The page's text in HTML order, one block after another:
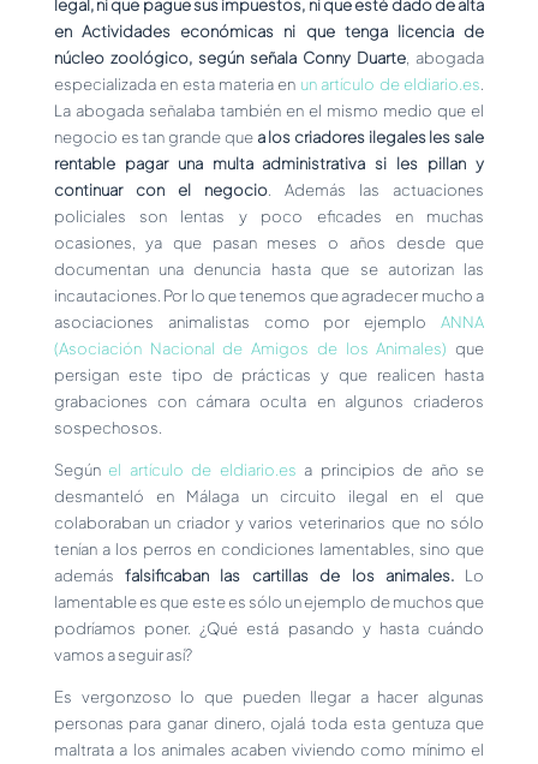
legal, ni que pague sus impuestos, ni que esté dado de alta
en Actividades económicas ni que tenga licencia de
núcleo zoológico, según señala Conny Duarte, abogada
especializada en esta materia en un artículo de eldiario.es.
La abogada señalaba también en el mismo medio que el
negocio es tan grande que a los criadores ilegales les sale
rentable pagar una multa administrativa si les pillan y
continuar con el negocio. Además las actuaciones
policiales son lentas y poco eficades en muchas
ocasiones, ya que pasan meses o años desde que
documentan una denuncia hasta que se autorizan las
incautaciones. Por lo que tenemos que agradecer mucho a
asociaciones animalistas como por ejemploANNA
(Asociación Nacional de Amigos de los Animales) que
persigan este tipo de prácticas y que realicen hasta
grabaciones con cámara oculta en algunos criaderos
sospechosos.
Segúnel artículo de eldiario.es a principios de año se
desmanteló en Málaga un circuito ilegal en el que
colaboraban un criador y varios veterinarios que no sólo
tenían a los perros en condiciones lamentables, sino que
además falsificaban las cartillas de los animales. Lo
lamentable es que este es sólo un ejemplo de muchos que
podríamos poner. ¿Qué está pasando y hasta cuándo
vamos a seguir así?
Es vergonzoso lo que pueden llegar a hacer algunas
personas para ganar dinero, ojalá toda esta gentuza que
maltrata a los animales acaben viviendo como mínimo el